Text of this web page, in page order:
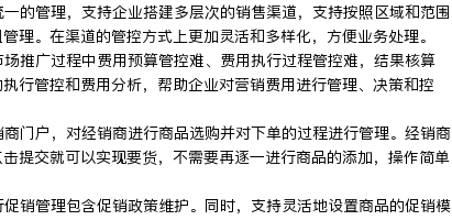
的管理，支持企业搭建多层次的销售渠道，支持按照区域和范围
理。在渠道的管控方式上更加灵活和多样化，方便业务处理。
推广过程中费用预算管控难、费用执行过程管控难，结果核算
行管控和费用分析，帮助企业对营销费用进行管理、决策和控
门户，对经销商进行商品选购并对下单的过程进行管理。经销商
提交就可以实现要货，不需要再逐一进行商品的添加，操作简单
销管理包含促销政策维护。同时，支持灵活地设置商品的促销模